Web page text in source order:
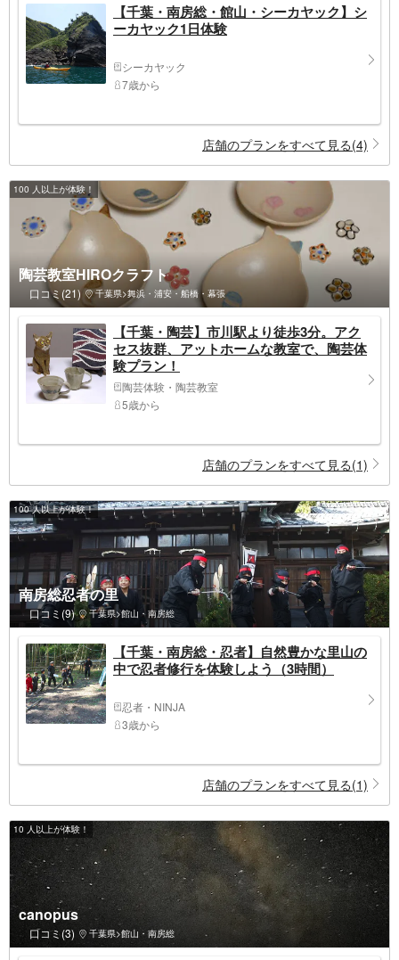
【千葉・南房総・館山・シーカヤック】シ
ーカヤック1日体験
シーカヤック
7歳から
店舗のプランをすべて見る(4)
100 人以上が体験！
陶芸教室HIROクラフト
口コミ(21) 千葉県>舞浜・浦安・船橋・幕張
【千葉・陶芸】市川駅より徒歩3分。アク
セス抜群、アットホームな教室で、陶芸体
験プラン！
陶芸体験・陶芸教室
5歳から
店舗のプランをすべて見る(1)
100 人以上が体験！
南房総忍者の里
口コミ(9) 千葉県>館山・南房総
【千葉・南房総・忍者】自然豊かな里山の
中で忍者修行を体験しよう（3時間）
忍者・NINJA
3歳から
店舗のプランをすべて見る(1)
10 人以上が体験！
canopus
口コミ(3) 千葉県>館山・南房総